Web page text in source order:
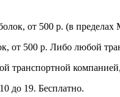
от 500 р. (в
от 500 р. Либо любой
транспортной
до 19. Бесплатно.